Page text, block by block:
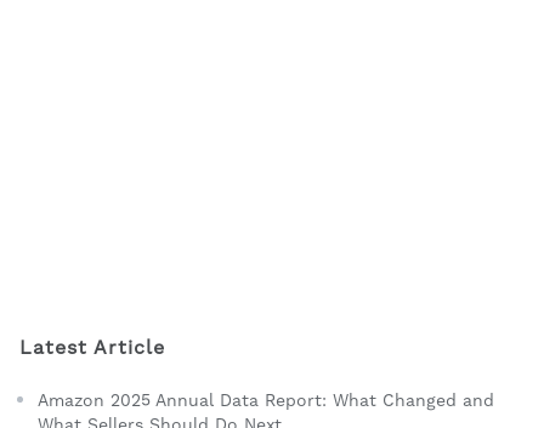
Latest Article
Amazon 2025 Annual Data Report: What Changed and